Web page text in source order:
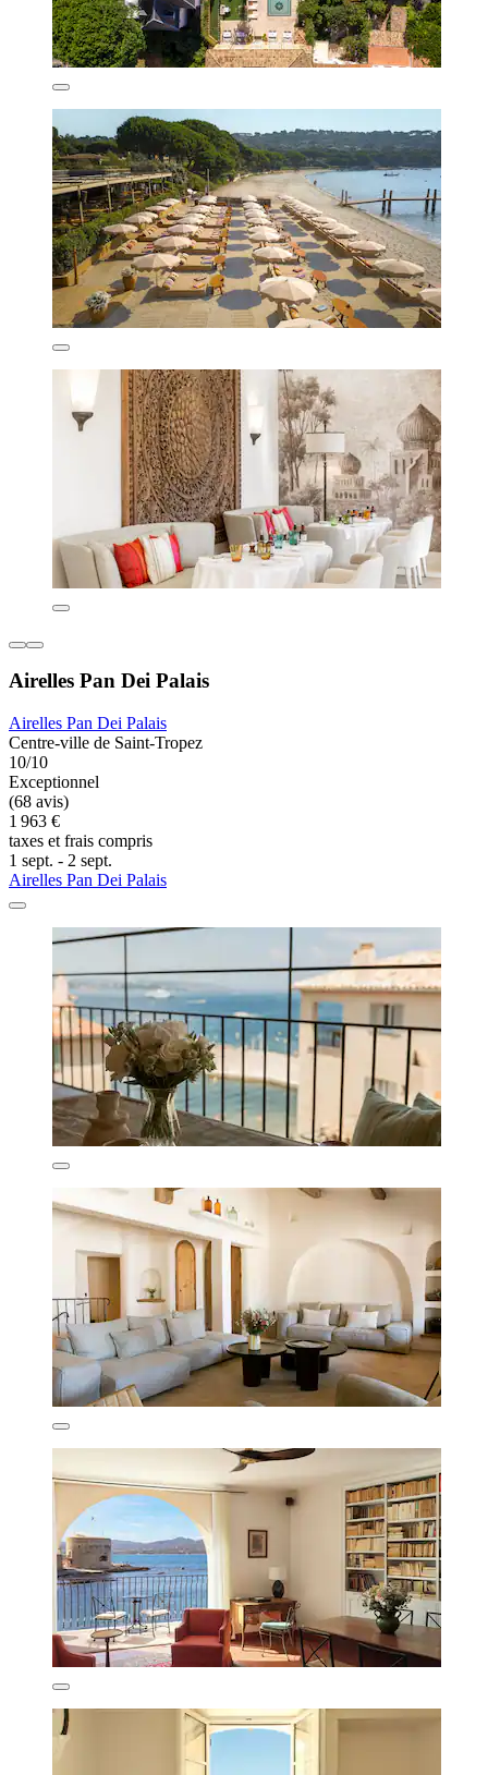
Airelles Pan Dei Palais
Airelles Pan Dei Palais
Centre-ville de Saint-Tropez
10/10
Exceptionnel
(68 avis)
1 963 €
taxes et frais compris
1 sept. - 2 sept.
Airelles Pan Dei Palais